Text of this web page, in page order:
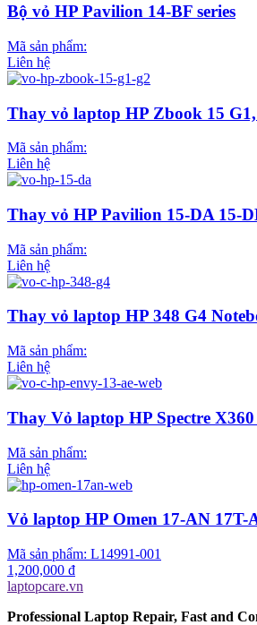
Bộ vỏ HP Pavilion 14-BF series
Mã sản phẩm:
Liên hệ
Thay vỏ laptop HP Zbook 15
Mã sản phẩm:
Liên hệ
Thay vỏ HP Pavilion 15-DA 15-
Mã sản phẩm:
Liên hệ
Thay vỏ laptop HP 348 G4
Mã sản phẩm:
Liên hệ
Thay Vỏ laptop HP Spectre
Mã sản phẩm:
Liên hệ
Vỏ laptop HP Omen 17-AN 17T-
Mã sản phẩm: L14991-001
1,200,000 đ
laptopcare.vn
Professional Laptop Repair, Fast and